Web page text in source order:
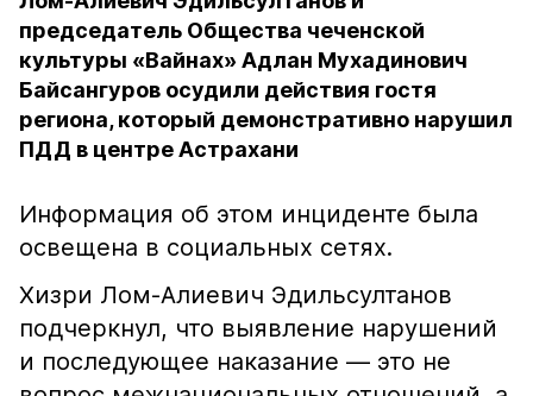
председатель Общества чеченской
культуры «Вайнах» Адлан Мухадинович
Байсангуров осудили действия гостя
региона, который демонстративно нарушил
ПДД в центре Астрахани
Информация об этом инциденте была
освещена в социальных сетях.
Хизри Лом-Алиевич Эдильсултанов
подчеркнул, что выявление нарушений
и последующее наказание — это не